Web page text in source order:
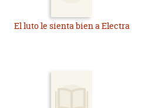
El luto le sienta bien a Electra